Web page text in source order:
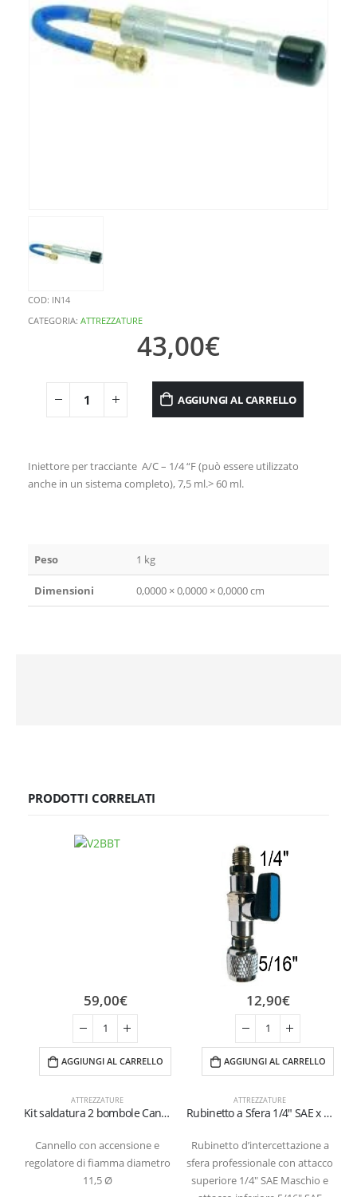
COD: IN14
CATEGORIA: ATTREZZATURE
43,00€
AGGIUNGI AL CARRELLO
Iniettore per tracciante A/C – 1/4 “F (può essere utilizzato
anche in un sistema completo), 7,5 ml.> 60 ml.
Peso 1 kg
Dimensioni 0,0000 × 0,0000 × 0,0000 cm
PRODOTTI CORRELATI
ATTREZZATURE
Kit saldatura 2 bombole Cannello 11,5 Ø
Cannello con accensione e
regolatore di fiamma diametro
11,5 Ø
59,00€
AGGIUNGI AL CARRELLO
ATTREZZATURE
Rubinetto a Sfera 1/4″ SAE x 5/16″ SAE per Bombole Ricaricabili (1-2 kg)
Rubinetto d’intercettazione a
sfera professionale con attacco
superiore 1/4″ SAE Maschio e
12,90€
AGGIUNGI AL CARRELLO